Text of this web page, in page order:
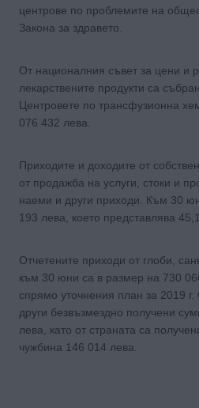
центрове по проблемите на
Закона за здравето.
От националния съвет за цени и
лекарствените продукти са
Центровете по трансфузионна
076 432 лева.
Приходите и доходите от
от продажба на услуги, стоки и
наеми и други приходи. Към 30
193 лева, което представлява
Отчетените приходи от глоби,
към 30 юни са в размер на 730
спрямо уточнения план за 2019
други безвъзмездно получени
лева, като от страната са
чужбина 146 014 лева.